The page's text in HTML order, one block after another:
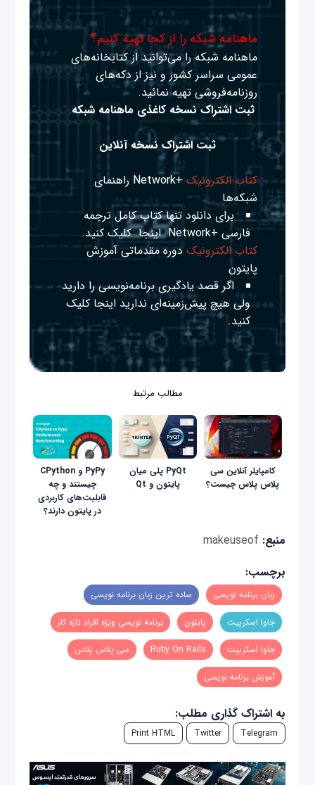
ماهنامه شبکه را از کجا تهیه کنیم؟
ماهنامه شبکه را می‌توانید از کتابخانه‌های
عمومی سراسر کشور و نیز از دکه‌های
روزنامه‌فروشی تهیه نمائید.
ثبت اشتراک نسخه کاغذی ماهنامه شبکه
ثبت اشتراک نسخه آنلاین
کتاب الکترونیک
+Network راهنمای
شبکه‌ها
برای دانلود تنها کتاب کامل ترجمه
فارسی +Network
اینجا کلیک کنید.
کتاب الکترونیک دوره مقدماتی آموزش
پایتون
اگر قصد یادگیری برنامه‌نویسی را دارید
ولی هیچ پیش‌زمینه‌ای نداریداینجا کلیک
کنید.
مطالب مرتبط
کامپایلر آنلاین سی
پلاس پلاس چیست؟
PyQt پلی میان
پایتون و Qt
PyPy و CPython
چیستند و چه
قابلیت‌های کاربردی
در پایتون دارند؟
منبع: makeuseof
برچسب:
زبان برنامه نویسی ساده ترین زبان برنامه نویسی
جاوا اسکرپیت پایتون برنامه نویسی ویژه افراد تازه کار
جاوا اسکریپت Ruby On Rails سی پلاس پلاس
آموزش برنامه نویسی
به اشتراک گذاری مطلب:
Telegram
Twitter
Print HTML